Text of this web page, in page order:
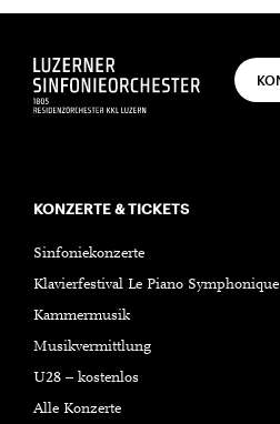
KONZERTE & TICKETS
Sinfoniekonzerte
Klavierfestival Le Piano Symphonique
Kammermusik
Musikvermittlung
U28 – kostenlos
Alle Konzerte